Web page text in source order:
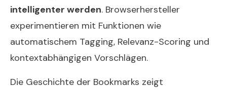
intelligenter werden. Browserhersteller
experimentieren mit Funktionen wie
automatischem Tagging, Relevanz-Scoring und
kontextabhängigen Vorschlägen.
Die Geschichte der Bookmarks zeigt